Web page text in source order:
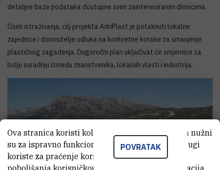
detaljne baze podataka dostupne svim zainteresiranim dionicima.
Osim istraživanja, cilj projekta AdriPlast je potaknuti lokalne
zajednice i donositelje odluka na konkretne korake za smanjenje
plastičnog zagađenja. Dugoročni plan uključivat će smjernice za
bolju suradnju između znanstvenika, lokalnih vlasti i industrija.
POVRATAK
Ova stranica koristi kolačiće. Neki od tih kolačića nužni
su za ispravno funkcioniranje stranice, dok se drugi
koriste za praćenje korištenja stranice radi
poboljšanja korisničkog iskustva. Za više informacija